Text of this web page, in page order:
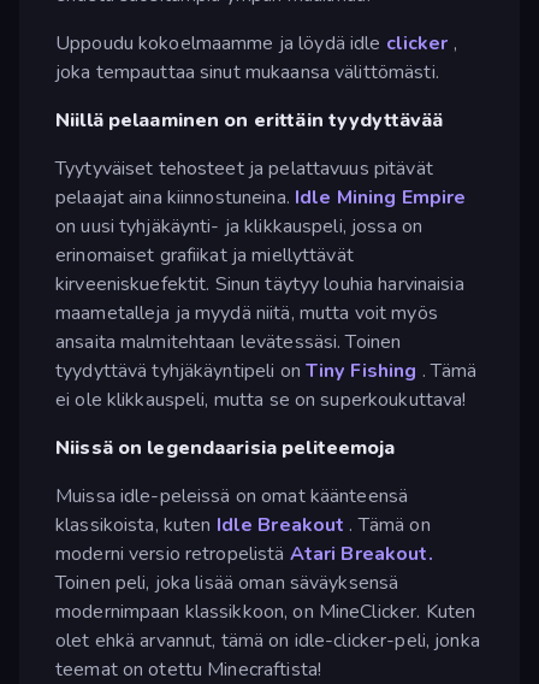
Uppoudu kokoelmaamme ja löydä idle clicker ,
joka tempauttaa sinut mukaansa välittömästi.
Niillä pelaaminen on erittäin tyydyttävää
Tyytyväiset tehosteet ja pelattavuus pitävät
pelaajat aina kiinnostuneina. Idle Mining Empire
on uusi tyhjäkäynti- ja klikkauspeli, jossa on
erinomaiset grafiikat ja miellyttävät
kirveeniskuefektit. Sinun täytyy louhia harvinaisia
maametalleja ja myydä niitä, mutta voit myös
ansaita malmitehtaan levätessäsi. Toinen
tyydyttävä tyhjäkäyntipeli on Tiny Fishing . Tämä
ei ole klikkauspeli, mutta se on superkoukuttava!
Niissä on legendaarisia peliteemoja
Muissa idle-peleissä on omat käänteensä
klassikoista, kuten Idle Breakout . Tämä on
moderni versio retropelistä Atari Breakout.
Toinen peli, joka lisää oman säväyksensä
modernimpaan klassikkoon, on MineClicker. Kuten
olet ehkä arvannut, tämä on idle-clicker-peli, jonka
teemat on otettu Minecraftista!